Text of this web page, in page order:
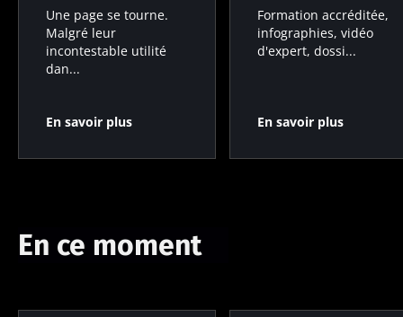
Une page se tourne.
Malgré leur
incontestable utilité
dan...
En savoir plus
Formation accréditée,
infographies, vidéo
d'expert, dossi...
En savoir plus
En ce moment